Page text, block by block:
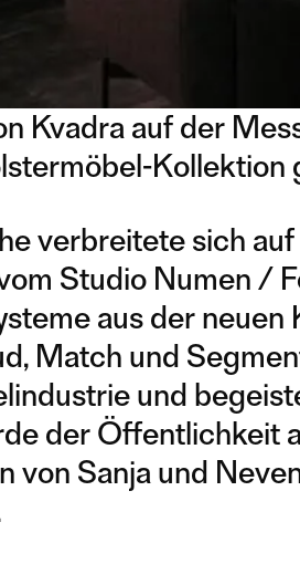
Kvadra auf der
Kollektion
verbreitete sich
Studio Numen /
aus der
Match und
und
der Öffentlichkeit
von Sanja und